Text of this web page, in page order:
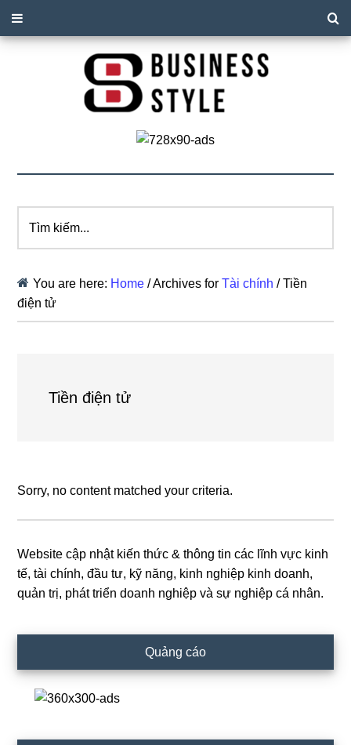
kiếm...
You are here: Home /Archives forTài chính /Tiền
điện tử
Tiền điện tử
Sorry, no content matched your criteria.
Primary
Sidebar
Website cập nhật kiến thức & thông tin các lĩnh vực kinh
tế, tài chính, đầu tư, kỹ năng, kinh nghiệp kinh doanh,
quản trị, phát triển doanh nghiệp và sự nghiệp cá nhân.
Quảng cáo